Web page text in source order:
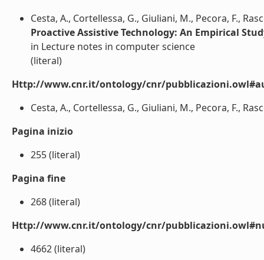
Cesta, A., Cortellessa, G., Giuliani, M., Pecora, F.,
Proactive Assistive Technology: An Empirical
in Lecture notes in computer science
(literal)
Http://www.cnr.it/ontology/cnr/
Cesta, A., Cortellessa, G., Giuliani, M., Pecora, F.,
Pagina inizio
255 (literal)
Pagina fine
268 (literal)
Http://www.cnr.it/ontology/cnr/
4662 (literal)